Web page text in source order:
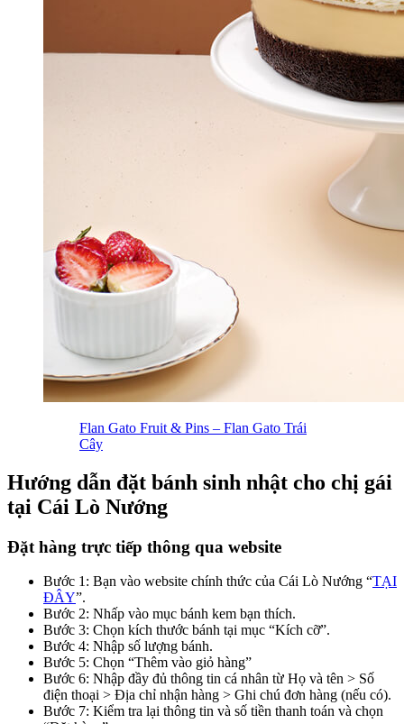
Flan Gato Fruit & Pins – Flan Gato Trái
Cây
Hướng dẫn đặt bánh sinh nhật cho chị gái
tại Cái Lò Nướng
Đặt hàng trực tiếp thông qua website
Bước 1: Bạn vào website chính thức của Cái Lò Nướng “TẠI
ĐÂY”.
Bước 2: Nhấp vào mục bánh kem bạn thích.
Bước 3: Chọn kích thước bánh tại mục “Kích cỡ”.
Bước 4: Nhập số lượng bánh.
Bước 5: Chọn “Thêm vào giỏ hàng”
Bước 6: Nhập đầy đủ thông tin cá nhân từ Họ và tên > Số
điện thoại > Địa chỉ nhận hàng > Ghi chú đơn hàng (nếu có).
Bước 7: Kiểm tra lại thông tin và số tiền thanh toán và chọn